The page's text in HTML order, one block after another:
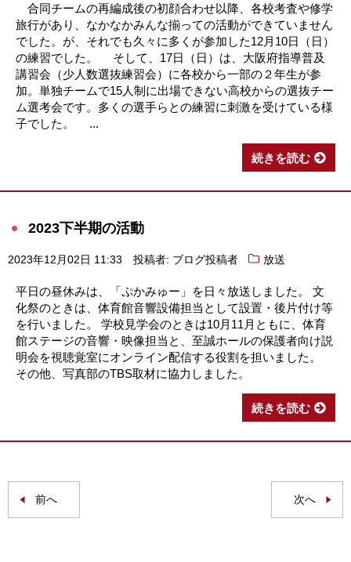
合同チームの再編成後の初顔合わせ以降、各校考査や修学
旅行があり、なかなかみんな揃っての活動ができていません
でした。が、それでも久々に多くが参加した12月10日（日）
の練習でした。 そして、17日（日）は、大阪府指導普及
講習会（少人数選抜練習会）に各校から一部の２年生が参
加。単独チームで15人制に出場できない高校からの選抜チー
ム選考会です。多くの選手らとの練習に刺激を受けている様
子でした。 ...
続きを読む
2023下半期の活動
2023年12月02日 11:33 投稿者: ブログ投稿者 放送
平日の昼休みは、「ぷかみゅー」を日々放送しました。 文
化祭のときは、体育館音響設備担当として設置・後片付け等
を行いました。 学校見学会のときは10月11月ともに、体育
館ステージの音響・映像担当と、至誠ホールの保護者向け説
明会を視聴覚室にオンライン配信する役割を担いました。
その他、写真部のTBS取材に協力しました。
続きを読む
前へ 次へ